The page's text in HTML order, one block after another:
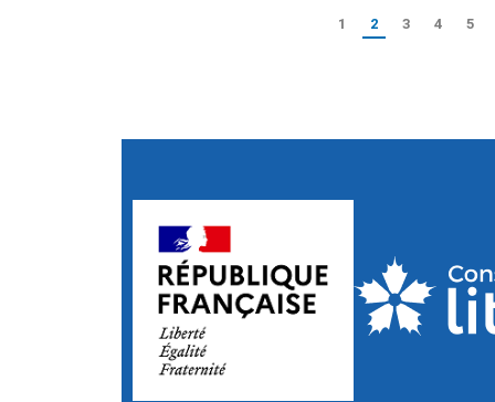
1 2 3 4 5